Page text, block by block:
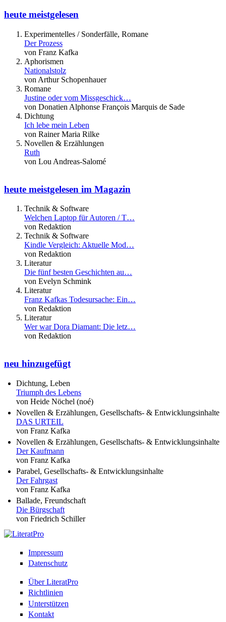
heute meistgelesen
Experimentelles / Sonderfälle, Romane
Der Prozess
von Franz Kafka
Aphorismen
Nationalstolz
von Arthur Schopenhauer
Romane
Justine oder vom Missgeschick…
von Donatien Alphonse François Marquis de Sade
Dichtung
Ich lebe mein Leben
von Rainer Maria Rilke
Novellen & Erzählungen
Ruth
von Lou Andreas-Salomé
heute meistgelesen im Magazin
Technik & Software
Welchen Laptop für Autoren / T…
von Redaktion
Technik & Software
Kindle Vergleich: Aktuelle Mod…
von Redaktion
Literatur
Die fünf besten Geschichten au…
von Evelyn Schmink
Literatur
Franz Kafkas Todesursache: Ein…
von Redaktion
Literatur
Wer war Dora Diamant: Die letz…
von Redaktion
neu hinzugefügt
Dichtung, Leben
Triumph des Lebens
von Heide Nöchel (noé)
Novellen & Erzählungen, Gesellschafts- & Entwicklungsinhalte
DAS URTEIL
von Franz Kafka
Novellen & Erzählungen, Gesellschafts- & Entwicklungsinhalte
Der Kaufmann
von Franz Kafka
Parabel, Gesellschafts- & Entwicklungsinhalte
Der Fahrgast
von Franz Kafka
Ballade, Freundschaft
Die Bürgschaft
von Friedrich Schiller
Impressum
Datenschutz
Über LiteratPro
Richtlinien
Unterstützen
Kontakt